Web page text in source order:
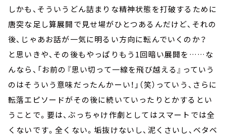
しかも、そういうどん詰まりな精神状態を打破するために
唐突な足し算展開で見せ場がひとつあるんだけど、それの
後、じゃあお話が一気に明るい方向に転んでいくのか？
と思いきや、その後もやっぱりもう1回暗い展開を……な
んなら、「お前の『思い切って一線を飛び越える』っていう
のはそういう意味だったんかーい！」（笑）っていう、さらに
転落エピソードがその後に続いていったりとかするとい
うことで。要は、ぶっちゃけ作劇としてはスマートでは全
くないです。全くない。垢抜けないし、泥くさいし、ベタベ